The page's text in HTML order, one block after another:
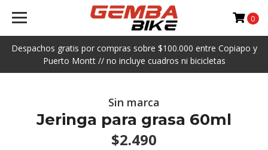
Despachos gratis por compras sobre $100.000 entre Copiapo y
Puerto Montt // no incluye cuadros ni bicicletas
0
Sin marca
Jeringa para grasa 60ml
$2.490